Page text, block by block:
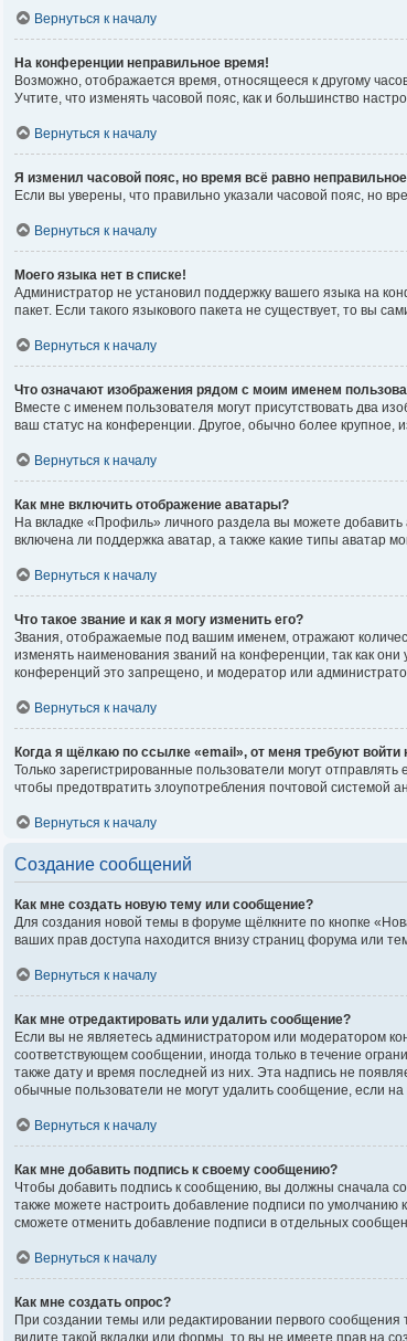
Вернуться к началу
На конференции неправильное время!
Возможно, отображается время, относящееся к другому
Учтите, что изменять часовой пояс, как и большинство
Вернуться к началу
Я изменил часовой пояс, но время всё равно
Если вы уверены, что правильно указали часовой пояс, но
Вернуться к началу
Моего языка нет в списке!
Администратор не установил поддержку вашего языка на
пакет. Если такого языкового пакета не существует, то вы
Вернуться к началу
Что означают изображения рядом с моим именем
Вместе с именем пользователя могут присутствовать два
ваш статус на конференции. Другое, обычно более крупное,
Вернуться к началу
Как мне включить отображение аватары?
На вкладке «Профиль» личного раздела вы можете
включена ли поддержка аватар, а также какие типы аватар
Вернуться к началу
Что такое звание и как я могу изменить его?
Звания, отображаемые под вашим именем, отражают
изменять наименования званий на конференции, так как
конференций это запрещено, и модератор или
Вернуться к началу
Когда я щёлкаю по ссылке «email», от меня требуют
Только зарегистрированные пользователи могут
чтобы предотвратить злоупотребления почтовой системой
Вернуться к началу
Создание сообщений
Как мне создать новую тему или сообщение?
Для создания новой темы в форуме щёлкните по кнопке
ваших прав доступа находится внизу страниц форума или
Вернуться к началу
Как мне отредактировать или удалить сообщение?
Если вы не являетесь администратором или модератором
соответствующем сообщении, иногда только в течение
также дату и время последней из них. Эта надпись не
обычные пользователи не могут удалить сообщение, если на
Вернуться к началу
Как мне добавить подпись к своему сообщению?
Чтобы добавить подпись к сообщению, вы должны сначала
также можете настроить добавление подписи по
сможете отменить добавление подписи в отдельных
Вернуться к началу
Как мне создать опрос?
При создании темы или редактировании первого
видите такой вкладки или формы, то вы не имеете прав на